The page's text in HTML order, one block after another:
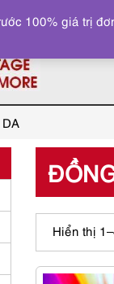
Hiển thị
100% giá trị